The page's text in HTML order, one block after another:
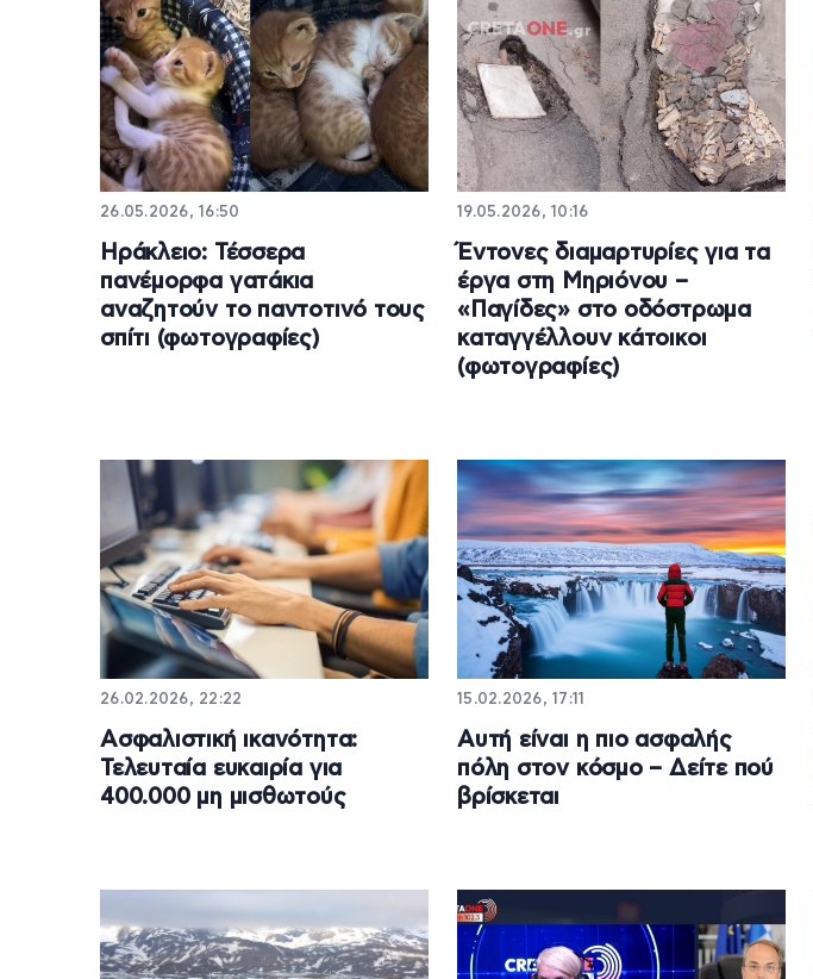
26.05.2026, 16:50
Ηράκλειο: Τέσσερα
πανέμορφα γατάκια
αναζητούν το παντοτινό τους
σπίτι (φωτογραφίες)
19.05.2026, 10:16
Έντονες διαμαρτυρίες για τα
έργα στη Μηριόνου –
«Παγίδες» στο οδόστρωμα
καταγγέλλουν κάτοικοι
(φωτογραφίες)
26.02.2026, 22:22
Ασφαλιστική ικανότητα:
Τελευταία ευκαιρία για
400.000 μη μισθωτούς
15.02.2026, 17:11
Αυτή είναι η πιο ασφαλής
πόλη στον κόσμο – Δείτε πού
βρίσκεται